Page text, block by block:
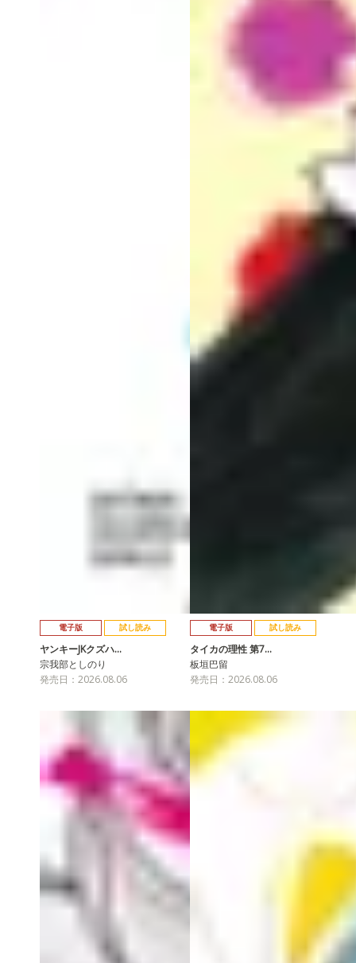
電子版 試し読み
ヤンキーJKクズハ…
宗我部としのり
発売日：2026.08.06
電子版 試し読み
タイカの理性 第7…
板垣巴留
発売日：2026.08.06